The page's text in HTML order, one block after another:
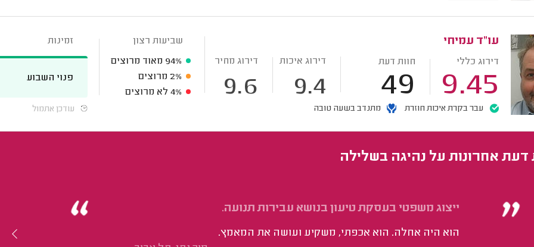
עו"ד עמיחי
דירוג כללי
9.45
חוות דעת
49
דירוג איכות
9.4
דירוג מחיר
9.6
עבר בקרת איכות חוזרת מתנדב בשעה טובה
שביעות רצון
94% מאוד מרוצים
2% מרוצים
4% לא מרוצים
זמינות
פנוי השבוע
עודכן אתמול
דעת אחרונות על נהיגה בשלילה
ייצוג משפטי בעסקת טיעון בנושא עבירות תנועה.
הוא היה אחלה. הוא אכפתי, משקיע ועושה את המאמץ.